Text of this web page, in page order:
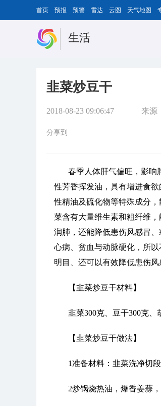
首页 预报 预警 雷达 云图 天气地图
生活
韭菜炒豆干
2018-08-23 09:06:47 来源
分享到
春季人体肝气偏旺，影响
性芳香挥发油，具有增进食
性精油及硫化物等特殊成分
菜含有大量维生素和粗纤维
润肺，还能降低患伤风感冒
心病、贫血与动脉硬化，所
明目、还可以有效降低患伤风
【韭菜炒豆干材料】
韭菜300克、豆干300克、
【韭菜炒豆干做法】
1准备材料：韭菜洗净切
2炒锅烧热油，爆香姜蒜